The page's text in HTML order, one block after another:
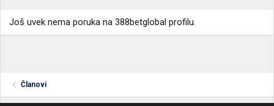
Još uvek nema poruka na 388betglobal profilu.
Članovi